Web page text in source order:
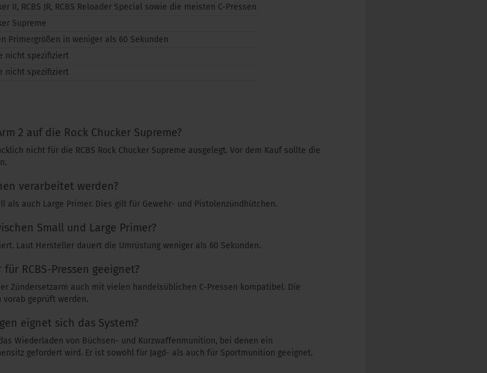
II, RCBS JR, RCBS Reloader Special sowie die meisten C-Pressen
Supreme
Primergrößen in weniger als 60 Sekunden
nicht spezifiziert
nicht spezifiziert
2 auf die Rock Chucker Supreme?
nicht für die RCBS Rock Chucker Supreme ausgelegt. Vor dem Kauf sollte die
verarbeitet werden?
als auch Large Primer. Dies gilt für Gewehr- und Pistolenzündhütchen.
Small und Large Primer?
Laut Hersteller dauert die Umrüstung weniger als 60 Sekunden.
RCBS-Pressen geeignet?
Zündersetzarm auch mit vielen handelsüblichen C-Pressen kompatibel. Die
geprüft werden.
eignet sich das System?
Wiederladen von Büchsen- und Kurzwaffenmunition, bei denen ein
gefordert wird. Er ist sowohl für Jagd- als auch für Sportmunition geeignet.